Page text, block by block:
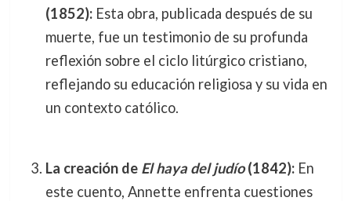
(1852):Esta obra, publicada después de su
muerte, fue un testimonio de su profunda
reflexión sobre el ciclo litúrgico cristiano,
reflejando su educación religiosa y su vida en
un contexto católico.
La creación de El haya del judío(1842):En
este cuento, Annette enfrenta cuestiones